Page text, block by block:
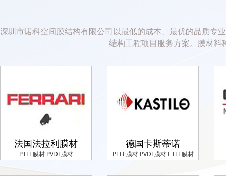
深圳市诺科空间膜结构有限公司以最低的成本、最优的品质专
结构工程项目服务方案。膜材料
法国法拉利膜材
PTFE膜材 PVDF膜材
德国卡斯蒂诺
PTFE膜材 PVDF膜材 ETFE膜材